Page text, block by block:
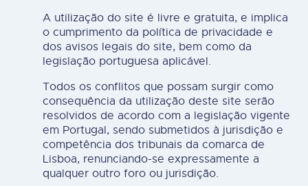
A utilização do site é livre e gratuita, e implica
o cumprimento da política de privacidade e
dos avisos legais do site, bem como da
legislação portuguesa aplicável.
Todos os conflitos que possam surgir como
consequência da utilização deste site serão
resolvidos de acordo com a legislação vigente
em Portugal, sendo submetidos à jurisdição e
competência dos tribunais da comarca de
Lisboa, renunciando-se expressamente a
qualquer outro foro ou jurisdição.